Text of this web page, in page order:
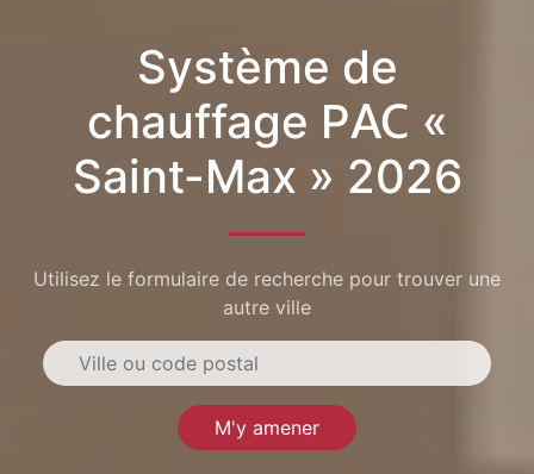
Système de
chauffage PAC «
Saint-Max » 2026
Utilisez le formulaire de recherche pour trouver une
autre ville
M'y amener